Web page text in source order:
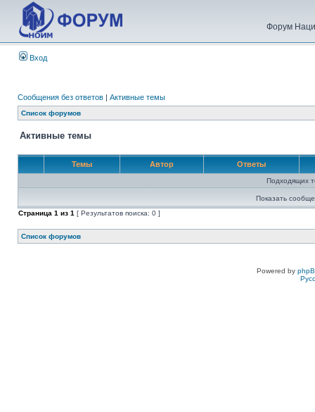
Форум
Вход
Сообщения без ответов | Активные темы
Список форумов
Активные темы
Темы Автор Ответы
Подходящих
Показать
Страница 1 из 1 [ Результатов поиска: 0 ]
Список форумов
Powered by